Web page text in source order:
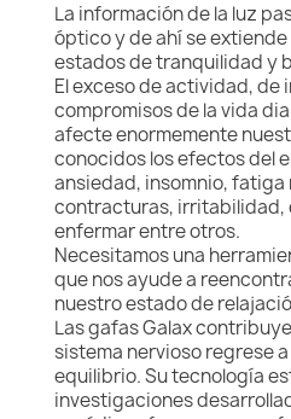
La información de la luz
óptico y de ahí se
estados de tranquilidad y
El exceso de actividad, de
compromisos de la vida
afecte enormemente
conocidos los efectos del
ansiedad, insomnio, fatiga
contracturas, irritabilidad,
enfermar entre otros.
Necesitamos una
que nos ayude a
nuestro estado de
Las gafas Galax
sistema nervioso regrese
equilibrio. Su tecnología
investigaciones